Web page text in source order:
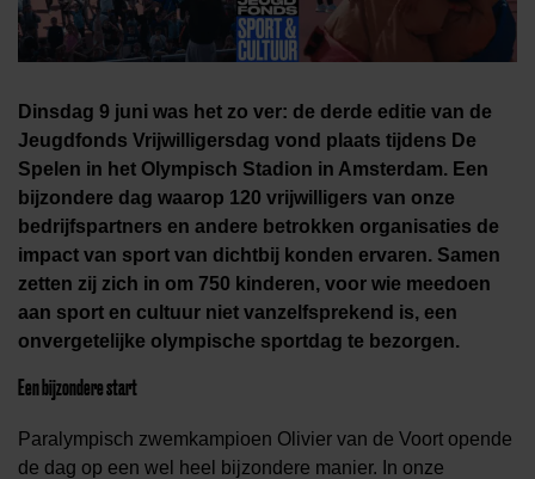
Dinsdag 9 juni was het zo ver: de derde editie van de
Jeugdfonds Vrijwilligersdag vond plaats tijdens De
Spelen in het Olympisch Stadion in Amsterdam. Een
bijzondere dag waarop 120 vrijwilligers van onze
bedrijfspartners en andere betrokken organisaties de
impact van sport van dichtbij konden ervaren. Samen
zetten zij zich in om 750 kinderen, voor wie meedoen
aan sport en cultuur niet vanzelfsprekend is, een
onvergetelijke olympische sportdag te bezorgen.
Een bijzondere start
Paralympisch zwemkampioen Olivier van de Voort opende
de dag op een wel heel bijzondere manier. In onze